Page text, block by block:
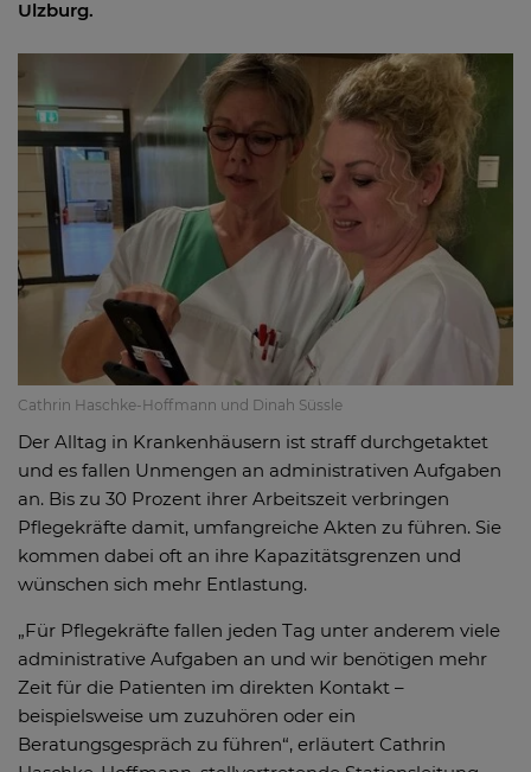
Ulzburg.
Cathrin Haschke-Hoffmann und Dinah Süssle
Der Alltag in Krankenhäusern ist straff durchgetaktet
und es fallen Unmengen an administrativen Aufgaben
an. Bis zu 30 Prozent ihrer Arbeitszeit verbringen
Pflegekräfte damit, umfangreiche Akten zu führen. Sie
kommen dabei oft an ihre Kapazitätsgrenzen und
wünschen sich mehr Entlastung.
„Für Pflegekräfte fallen jeden Tag unter anderem viele
administrative Aufgaben an und wir benötigen mehr
Zeit für die Patienten im direkten Kontakt –
beispielsweise um zuzuhören oder ein
Beratungsgespräch zu führen“, erläutert Cathrin